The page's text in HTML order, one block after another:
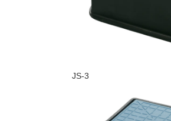
JS-3